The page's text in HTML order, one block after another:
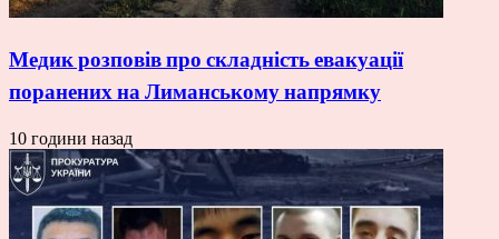
Медик розповів про складність евакуації
поранених на Лиманському напрямку
10 години назад